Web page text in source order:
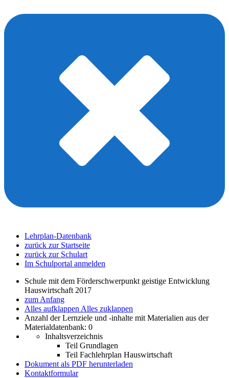
Lehrplan-Datenbank
zurück zur Startseite
zurück zur Schulart
Im Schulportal anmelden
Schule mit dem Förderschwerpunkt geistige Entwicklung
Hauswirtschaft 2017
zum Anfang
Alles aufklappen Alles zuklappen
Anzahl der Lernziele und -inhalte mit Materialien aus der
Materialdatenbank: 0
Inhaltsverzeichnis
Teil Grundlagen
Teil Fachlehrplan Hauswirtschaft
Dokument als PDF herunterladen
Kontaktformular